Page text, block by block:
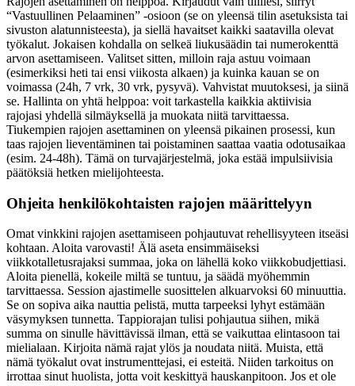
“Vastuullinen Pelaaminen” -osioon (se on yleensä tilin asetuksista tai
sivuston alatunnisteesta), ja siellä havaitset kaikki saatavilla olevat
työkalut. Jokaisen kohdalla on selkeä liukusäädin tai numerokenttä
arvon asettamiseen. Valitset sitten, milloin raja astuu voimaan
(esimerkiksi heti tai ensi viikosta alkaen) ja kuinka kauan se on
voimassa (24h, 7 vrk, 30 vrk, pysyvä). Vahvistat muutoksesi, ja siinä
se. Hallinta on yhtä helppoa: voit tarkastella kaikkia aktiivisia
rajojasi yhdellä silmäyksellä ja muokata niitä tarvittaessa.
Tiukempien rajojen asettaminen on yleensä pikainen prosessi, kun
taas rajojen lieventäminen tai poistaminen saattaa vaatia odotusaikaa
(esim. 24-48h). Tämä on turvajärjestelmä, joka estää impulsiivisia
päätöksiä hetken mielijohteesta.
Ohjeita henkilökohtaisten rajojen määrittelyyn
Omat vinkkini rajojen asettamiseen pohjautuvat rehellisyyteen itseäsi
kohtaan. Aloita varovasti! Älä aseta ensimmäiseksi
viikkotalletusrajaksi summaa, joka on lähellä koko viikkobudjettiasi.
Aloita pienellä, kokeile miltä se tuntuu, ja säädä myöhemmin
tarvittaessa. Session ajastimelle suosittelen alkuarvoksi 60 minuuttia.
Se on sopiva aika nauttia pelistä, mutta tarpeeksi lyhyt estämään
väsymyksen tunnetta. Tappiorajan tulisi pohjautua siihen, mikä
summa on sinulle hävittävissä ilman, että se vaikuttaa elintasoon tai
mielialaan. Kirjoita nämä rajat ylös ja noudata niitä. Muista, että
nämä työkalut ovat instrumenttejasi, ei esteitä. Niiden tarkoitus on
irrottaa sinut huolista, jotta voit keskittyä hauskanpitoon. Jos et ole